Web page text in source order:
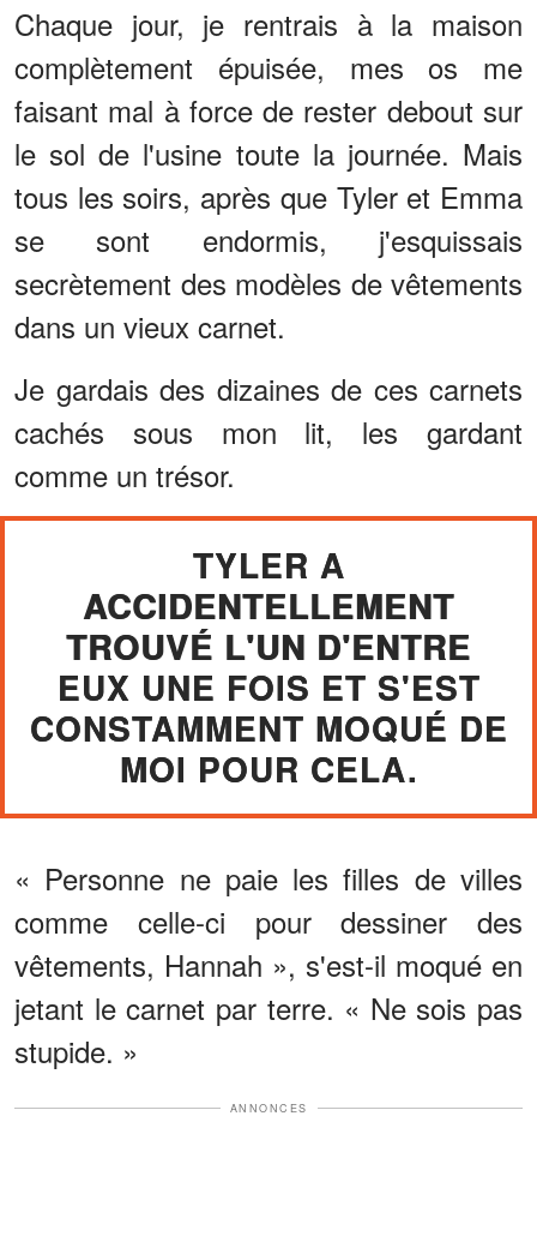
Chaque jour, je rentrais à la maison
complètement épuisée, mes os me
faisant mal à force de rester debout sur
le sol de l'usine toute la journée. Mais
tous les soirs, après que Tyler et Emma
se sont endormis, j'esquissais
secrètement des modèles de vêtements
dans un vieux carnet.
Je gardais des dizaines de ces carnets
cachés sous mon lit, les gardant
comme un trésor.
TYLER A
ACCIDENTELLEMENT
TROUVÉ L'UN D'ENTRE
EUX UNE FOIS ET S'EST
CONSTAMMENT MOQUÉ DE
MOI POUR CELA.
« Personne ne paie les filles de villes
comme celle-ci pour dessiner des
vêtements, Hannah », s'est-il moqué en
jetant le carnet par terre. « Ne sois pas
stupide. »
ANNONCES